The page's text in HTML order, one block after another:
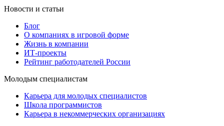
Новости и статьи
Блог
О компаниях в игровой форме
Жизнь в компании
ИТ-проекты
Рейтинг работодателей России
Молодым специалистам
Карьера для молодых специалистов
Школа программистов
Карьера в некоммерческих организациях